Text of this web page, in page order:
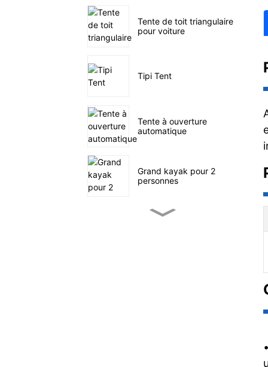
Tente de toit triangulaire
pour voiture
Tipi Tent
Tente à ouverture
automatique
Grand kayak pour 2
personnes